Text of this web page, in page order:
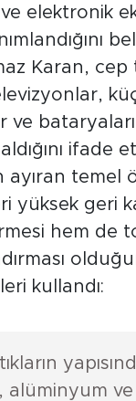
elektronik
Karan, cep
ve
ifade
ayıran temel
yüksek geri
hem de
kullandı:
alüminyum